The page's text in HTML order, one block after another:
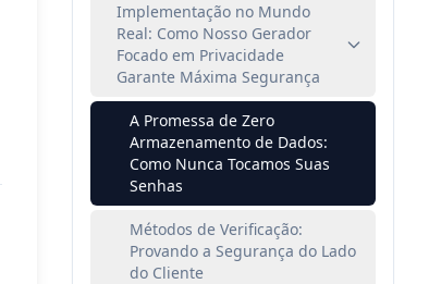
Implementação no Mundo
Real: Como Nosso Gerador
Focado em Privacidade
Garante Máxima Segurança
A Promessa de Zero
Armazenamento de Dados:
Como Nunca Tocamos Suas
Senhas
Métodos de Verificação:
Provando a Segurança do Lado
do Cliente